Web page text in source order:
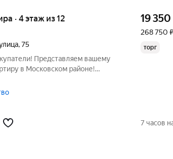
· 4 этаж из 12
,75
Представляем вашему
в Московском районе!
Героев с прудами, где можно
19
268 750
торг
7 часов